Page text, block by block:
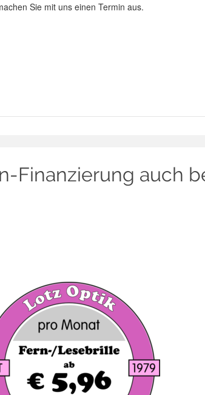
Sie mit uns einen Termin aus.
Finanzierung auch